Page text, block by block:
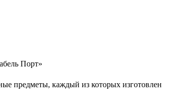
предметы, каждый из которых изготовлен